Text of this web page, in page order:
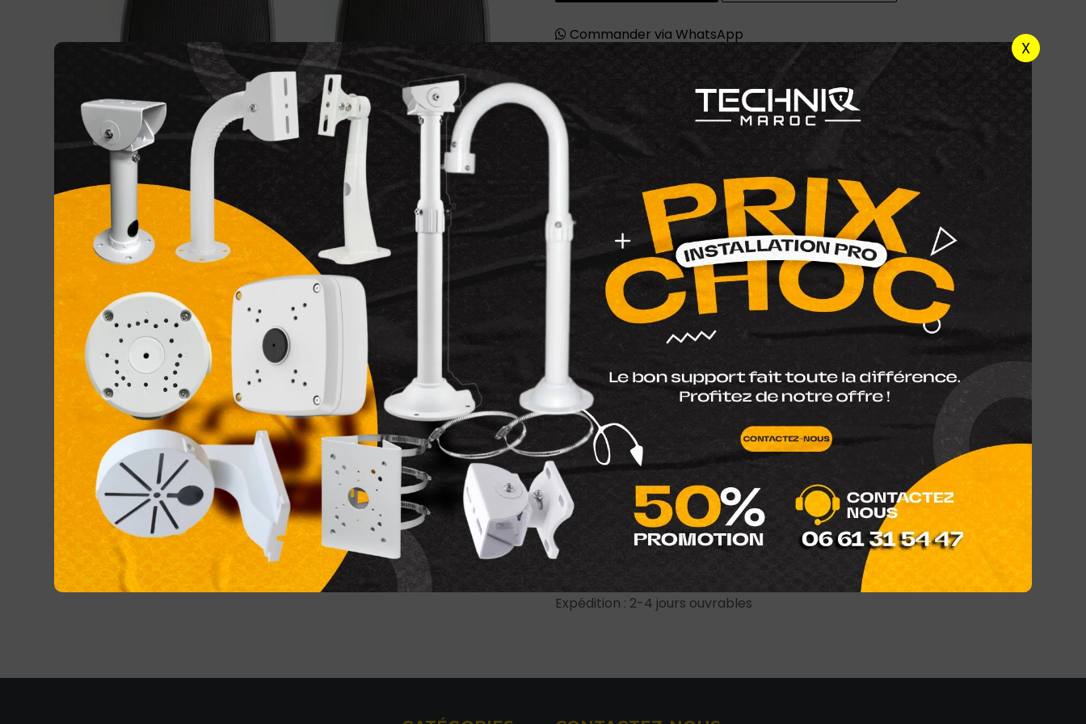
X
Commander via WhatsApp
Conçues pour les installations audio fixes de haute qualité, les Phonic
Noir offrent une puissance sonore remarquable dans un
format mural élégant. Avec un woofer de 6.5", un tweeter à dôme en
soie, et une puissance RMS de 60W , ces enceintes assurent un son
clair, dynamique et bien équilibré.
Idéales pour les restaurants, hôtels, bureaux, établissements publics
ou même les salons haut de gamme, elles sont compatibles à la fois
avec les systèmes100V
via leur transformateur intégré et avec les
installations en 8 ohms. Leur finition noire sobre leur permet de se
fondre discrètement dans tout type d’environnement
Marque
: Phonic
Modèle: PH-6 noir
: Enceintes murales 2 voies (paire)
Tweeter: 1" (25 mm) à dôme en soie
Impédance
: 8 ohms
Puissance RMS
Transformateur 100V avec sélecteur: 40W / 20W / 10W
Réponse en fréquence : 75 Hz – 20 kHz
Sensibilité (1W/1m)
Dimensions (H x L x P): 283 x 194 x 182 mm
Poids unitaire: 3,0 à 3,2 kg
: Noir
Conditions générales
Expédition : 2-4 jours ouvrables